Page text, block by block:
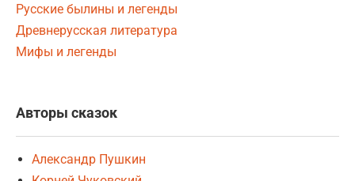
Русские былины и легенды
Древнерусская литература
Мифы и легенды
Авторы сказок
Александр Пушкин